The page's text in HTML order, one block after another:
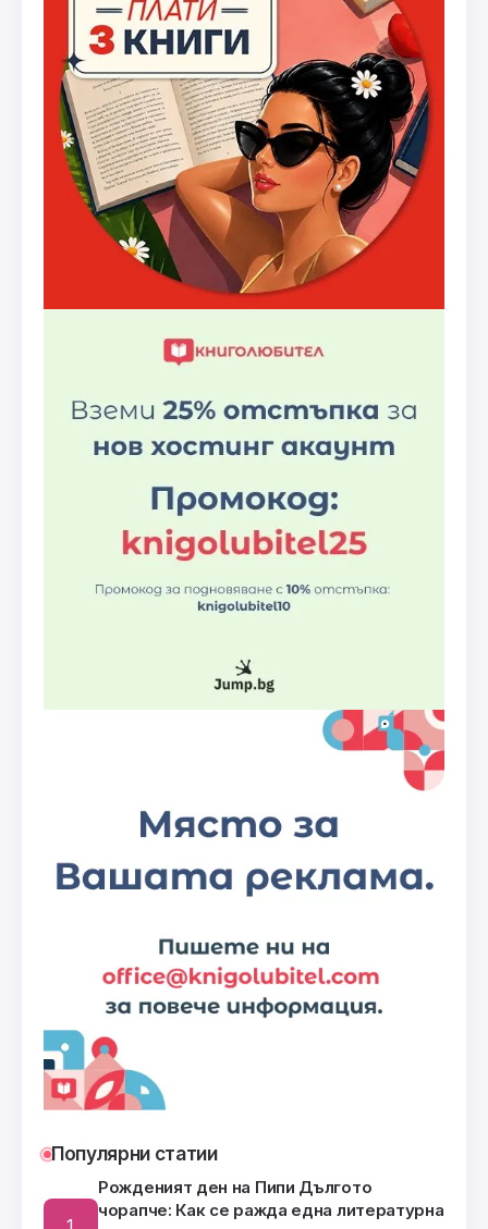
Популярни статии
Рожденият ден на Пипи Дългото
чорапче: Как се ражда една литературна